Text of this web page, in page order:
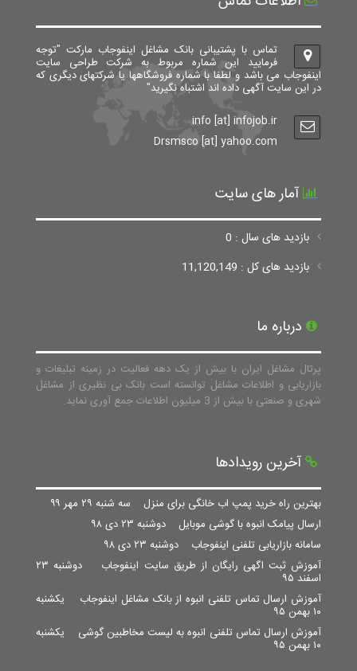
تماس با پشتیبانی بانک مشاغل اینفوجاب مارکت "توجه
فرمایید این شماره مربوط به شرکت طراحی سایت
اینفوجاب می باشد و لطفا با شماره فروشگاهها یا شرکتهای دیگری که
در این سایت آگهی داده اند اشتباه نگیرید"
info [at] infojob.ir
Drsmsco [at] yahoo.com
آمار های سایت
بازدید های سال : 0
بازدید های کل : 11,120,149
درباره ما
پرتال مشاغل ایران با بیش از یک دهه فعالیت در زمینه تبلیغات و
بازاریابی و اطلاعات مشاغل توانسته است بانک بی نظیری از مشاغل
شهری و صنعتی با بیش از 3 میلیون اطلاعات جمع آوری نماید.
آخرین رویدادها
بهترین راه خرید پمپ اب خانگی برای منزل سه شنبه ۲۹ مهر ۹۹
ارسال پیامک انبوه با گوشی موبایل دوشنبه ۲۳ دی ۹۸
سامانه بازاریابی تلفنی اینفوجاب دوشنبه ۲۳ دی ۹۸
آموزش ثبت اگهی رایگان از طریق سایت اینفوجاب
دوشنبه ۲۳
اسفند ۹۵
آموزش ارسال تماس تلفنی انبوه از بانک مشاغل اینفوجاب یکشنبه
۱۰ بهمن ۹۵
آموزش ارسال تماس تلفنی انبوه به لیست مخاطبین گوشی یکشنبه
۱۰ بهمن ۹۵